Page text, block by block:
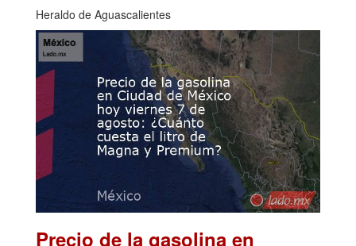
Heraldo de Aguascalientes
Precio de la gasolina en